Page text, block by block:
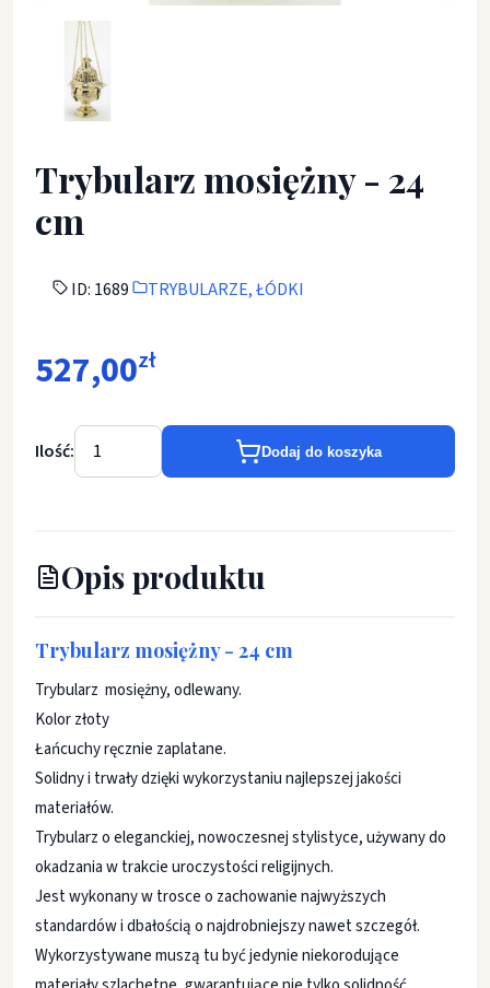
Trybularz mosiężny - 24 cm - TRYBULARZE, ŁÓDKI -
Trybularz mosiężny - 24
cm
ID: 1689 TRYBULARZE, ŁÓDKI
527,00zł
Ilość: Dodaj do koszyka
Opis produktu
Trybularz mosiężny - 24 cm
Trybularz mosiężny, odlewany.
Kolor złoty
Łańcuchy ręcznie zaplatane.
Solidny i trwały dzięki wykorzystaniu najlepszej jakości
materiałów.
Trybularz o eleganckiej, nowoczesnej stylistyce, używany do
okadzania w trakcie uroczystości religijnych.
Jest wykonany w trosce o zachowanie najwyższych
standardów i dbałością o najdrobniejszy nawet szczegół.
Wykorzystywane muszą tu być jedynie niekorodujące